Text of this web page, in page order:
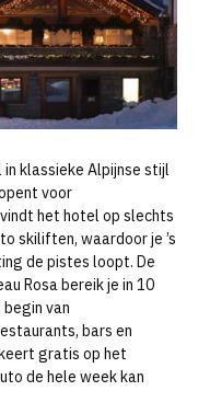
klassieke Alpijnse stijl
voor
het hotel op slechts
skiliften, waardoor je ’s
de pistes loopt. De
Rosa bereik je in 10
van
bars en
gratis op het
de hele week kan